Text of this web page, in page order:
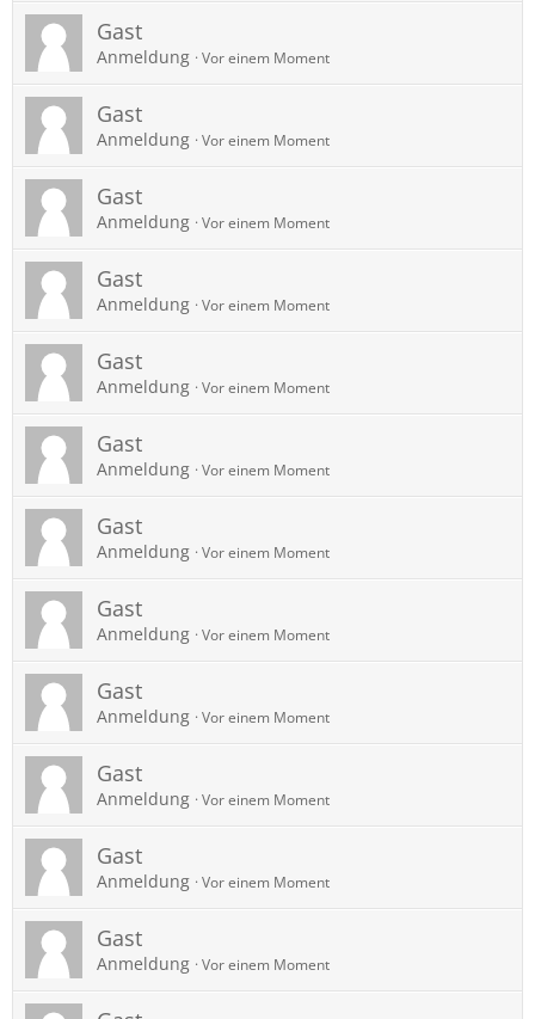
Gast
Anmeldung Vor einem Moment
Gast
Anmeldung Vor einem Moment
Gast
Anmeldung Vor einem Moment
Gast
Anmeldung Vor einem Moment
Gast
Anmeldung Vor einem Moment
Gast
Anmeldung Vor einem Moment
Gast
Anmeldung Vor einem Moment
Gast
Anmeldung Vor einem Moment
Gast
Anmeldung Vor einem Moment
Gast
Anmeldung Vor einem Moment
Gast
Anmeldung Vor einem Moment
Gast
Anmeldung Vor einem Moment